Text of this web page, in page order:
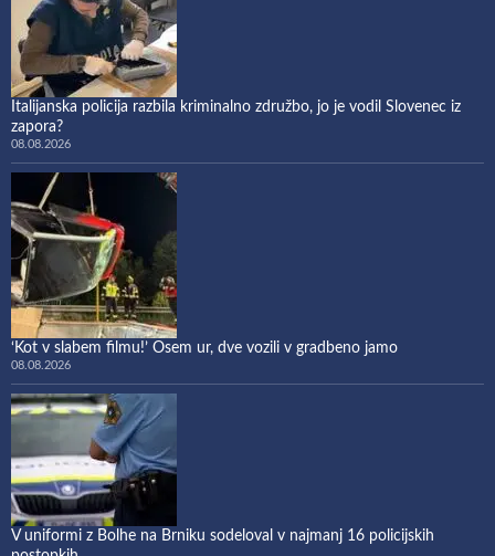
Italijanska policija razbila kriminalno združbo, jo je vodil Slovenec iz
zapora?
08.08.2026
‘Kot v slabem filmu!’ Osem ur, dve vozili v gradbeno jamo
08.08.2026
V uniformi z Bolhe na Brniku sodeloval v najmanj 16 policijskih